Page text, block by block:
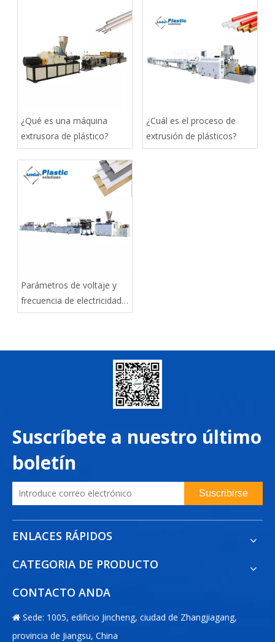
¿Qué es una máquina
extrusora de plástico?
¿Cuál es el proceso de
extrusión de plásticos?
Parámetros de voltaje y
frecuencia de electricidad
industrial (electricidad
Suscríbete a nuestro último
boletín
Suscribirse
ENLACES RÁPIDOS
CATEGORIA DE PRODUCTO
CONTACTO ANDA
 Sede: 1005, edificio Jincheng, ciudad de Zhangjiagang,
provincia de Jiangsu, China